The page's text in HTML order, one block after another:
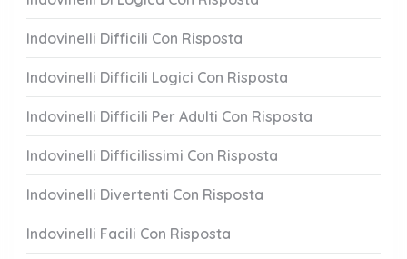
Indovinelli Difficili Con Risposta
Indovinelli Difficili Logici Con Risposta
Indovinelli Difficili Per Adulti Con Risposta
Indovinelli Difficilissimi Con Risposta
Indovinelli Divertenti Con Risposta
Indovinelli Facili Con Risposta